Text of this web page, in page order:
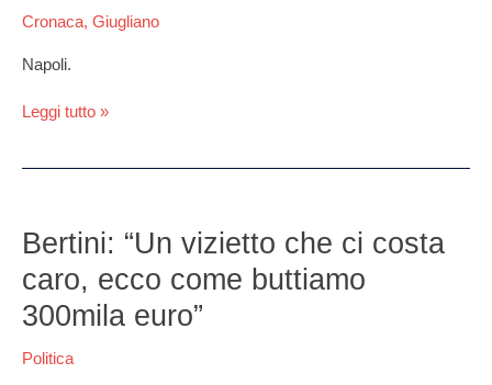
Cronaca, Giugliano
Napoli.
Mattarella
Napoli,
portato
sicurezza
Leggi tutto »
Bertini: “Un vizietto che ci costa
caro, ecco come buttiamo
300mila euro”
Politica
“Un
vizietto
che
ci
costa
caro,